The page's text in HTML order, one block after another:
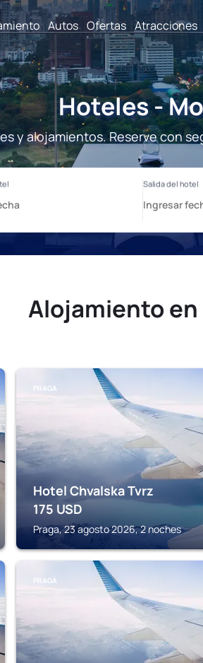
Autos Ofertas Atracciones
Hoteles -
y alojamientos. Reserve con
Alojamiento
PRAGA
Hotel Chvalska Tvrz
175 USD
Praga, 23 agosto 2026, 2 noches
PRAGA